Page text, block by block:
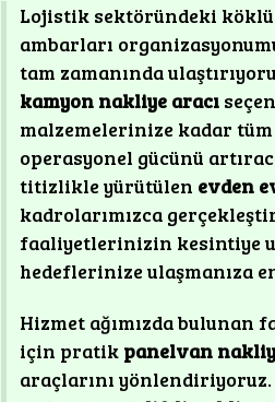
Lojistik sektöründeki
ambarları
tam zamanında
kamyon nakliye aracı
malzemelerinize kadar
operasyonel gücünü
titizlikle yürütülen evden
kadrolarımızca
faaliyetlerinizin kesintiye
hedeflerinize ulaşmanıza
Hizmet ağımızda bulunan
için pratik panelvan
araçlarını